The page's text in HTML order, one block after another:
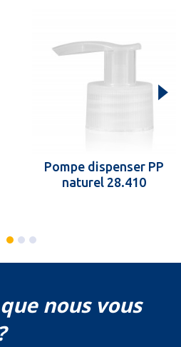
Pompe dispenser PP
naturel 28.410
nous vous